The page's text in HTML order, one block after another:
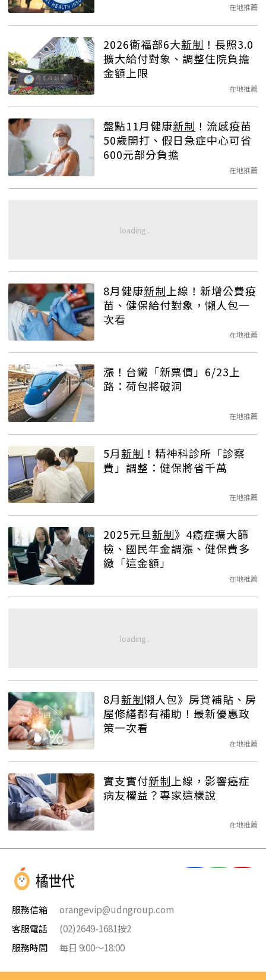
在地推薦
2026衛福部6大新制 ！長照3.0
擴大給付對象、調整住院負擔
金額上限
在地推薦
盤點11月健康新制 ！流感疫苗
50歲開打、假日急症中心可省
600元部分負擔
在地推薦
8月健康新制 上線！新增公費疫
苗、健保給付對象，懶人包一
次看
在地推薦
漲！台鐵「新票價」6/23上
路：荷包將破洞
在地推薦
5月新制 ！精神科診所「診察
費」調整：健保將省千萬
在地推薦
2025元旦新制》4癌症擴大篩
檢、國民年金調漲、健保費多
繳「這金額」
在地推薦
8月新制懶人包》房貸補貼、房
屋修繕都有補助！最新優惠政
策一次看
在地推薦
實支實付新制 上線，影響癌症
病友權益？專家這樣說
在地推薦
服務信箱
orangevip@udngroup.com
客服電話
(02)2649-1681按2
服務時間
每日 9:00～18:00